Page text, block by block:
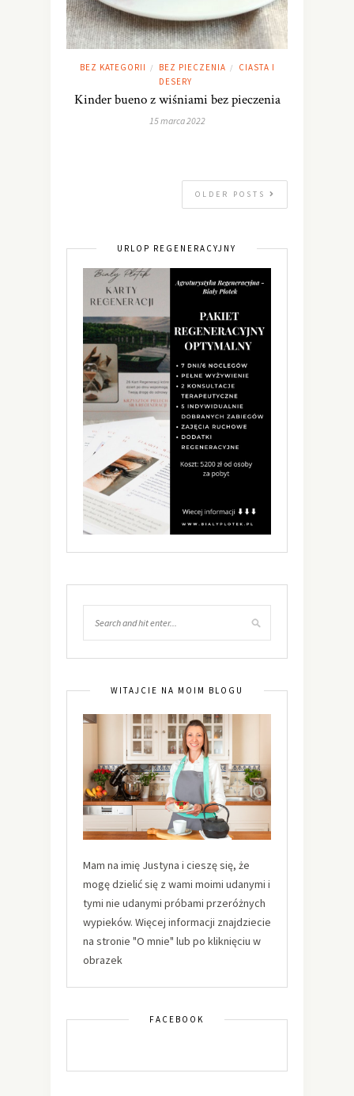
BEZ KATEGORII / BEZ PIECZENIA /
CIASTA I
DESERY
Kinder bueno z wiśniami bez pieczenia
15 marca 2022
OLDER POSTS
URLOP REGENERACYJNY
WITAJCIE NA MOIM BLOGU
Mam na imię Justyna i cieszę się, że
mogę dzielić się z wami moimi udanymi i
tymi nie udanymi próbami przeróżnych
wypieków. Więcej informacji znajdziecie
na stronie "O mnie" lub po kliknięciu w
obrazek
FACEBOOK